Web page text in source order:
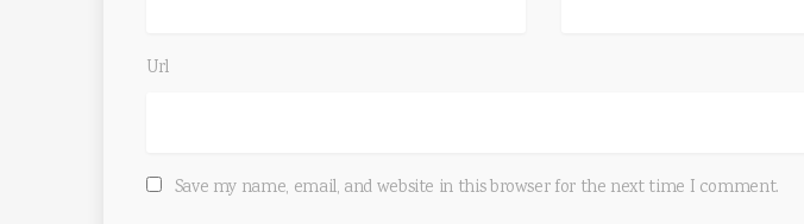
Url
Save my name, email, and website in this browser for the next time I comment.